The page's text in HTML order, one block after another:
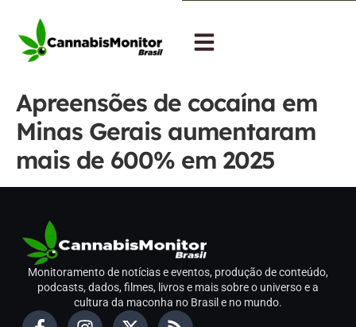
Apreensões de cocaína em
Minas Gerais aumentaram
mais de 600% em 2025
Monitoramento de notícias e eventos, produção de conteúdo,
podcasts, dados, filmes, livros e mais sobre o universo e a
cultura da maconha no Brasil e no mundo.